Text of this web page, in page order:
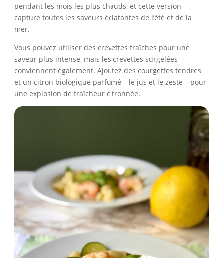
pendant les mois les plus chauds, et cette version
capture toutes les saveurs éclatantes de l’été et de la
mer.
Vous pouvez utiliser des crevettes fraîches pour une
saveur plus intense, mais les crevettes surgelées
conviennent également. Ajoutez des courgettes tendres
et un citron biologique parfumé – le jus et le zeste – pour
une explosion de fraîcheur citronnée.